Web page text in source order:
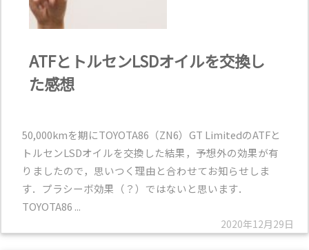
2020年12月29日
ATFとトルセンLSDオイルを交換し
た感想
50,000kmを期にTOYOTA86（ZN6）GT LimitedのATFと
トルセンLSDオイルを交換した結果，予想外の効果が有
りましたので，思いつく理由と合わせてお知らせしま
す．プラシーボ効果（？）ではないと思います．
TOYOTA86 ...